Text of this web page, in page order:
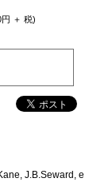
＋ 税)
J.B.Seward, e